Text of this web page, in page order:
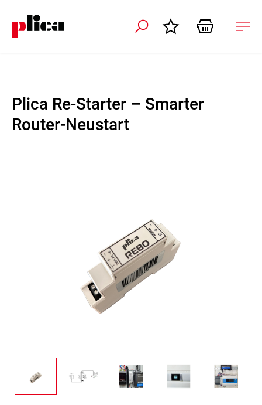
Plica Re-Starter – Smarter
Router-Neustart